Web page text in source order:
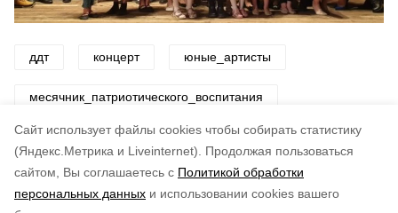
Cайт использует файлы cookies чтобы собирать статистику
(Яндекс.Метрика и Liveinternet).
Продолжая пользоваться
сайтом, Вы соглашаетесь с Политикой обработки
персональных данных и использовании cookies вашего
ддт концерт юные_артисты
месячник_патриотического_воспитания
Авторы: ADMIN admin
по оценке